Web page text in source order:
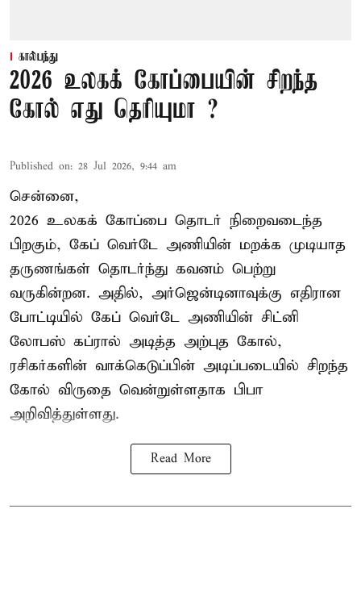
கால்பந்து
2026 உலகக் கோப்பையின் சிறந்த
கோல் எது தெரியுமா ?
Published on: 28 Jul 2026, 9:44 am
சென்னை,
2026 உலகக் கோப்பை தொடர் நிறைவடைந்த
பிறகும், கேப் வெர்டே அணியின் மறக்க முடியாத
தருணங்கள் தொடர்ந்து கவனம் பெற்று
வருகின்றன. அதில், அர்ஜென்டினாவுக்கு எதிரான
போட்டியில் கேப் வெர்டே அணியின் சிட்னி
லோபஸ் கப்ரால் அடித்த அற்புத கோல்,
ரசிகர்களின் வாக்கெடுப்பின் அடிப்படையில் சிறந்த
கோல் விருதை வென்றுள்ளதாக பிபா
அறிவித்துள்ளது.
Read More